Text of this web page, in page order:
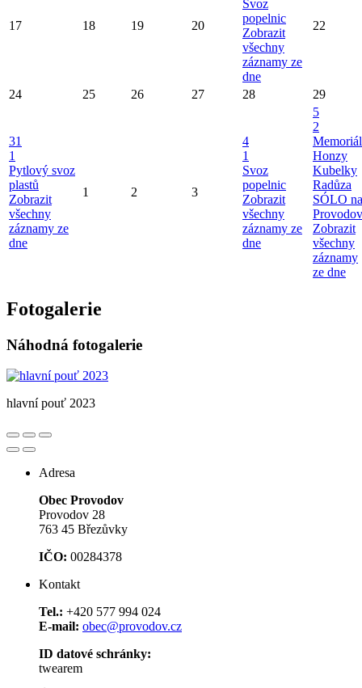
17 18 19 20
Svoz
popelnic
Zobrazit
všechny
záznamy ze
dne
22
24 25 26 27 28 29
31
1
Pytlový svoz
plastů
Zobrazit
všechny
záznamy ze
dne
1 2 3
4
1
Svoz
popelnic
Zobrazit
všechny
záznamy ze
dne
5
2
Memoriál
Honzy
Kubelky
Radůza
SÓLO na
Zobrazit
všechny
záznamy
ze dne
Fotogalerie
Náhodná fotogalerie
hlavní pouť 2023
Adresa
Obec Provodov
Provodov 28
763 45 Březůvky
IČO: 00284378
Kontakt
Tel.: +420 577 994 024
E-mail: obec@provodov.cz
ID datové schránky:
twearem